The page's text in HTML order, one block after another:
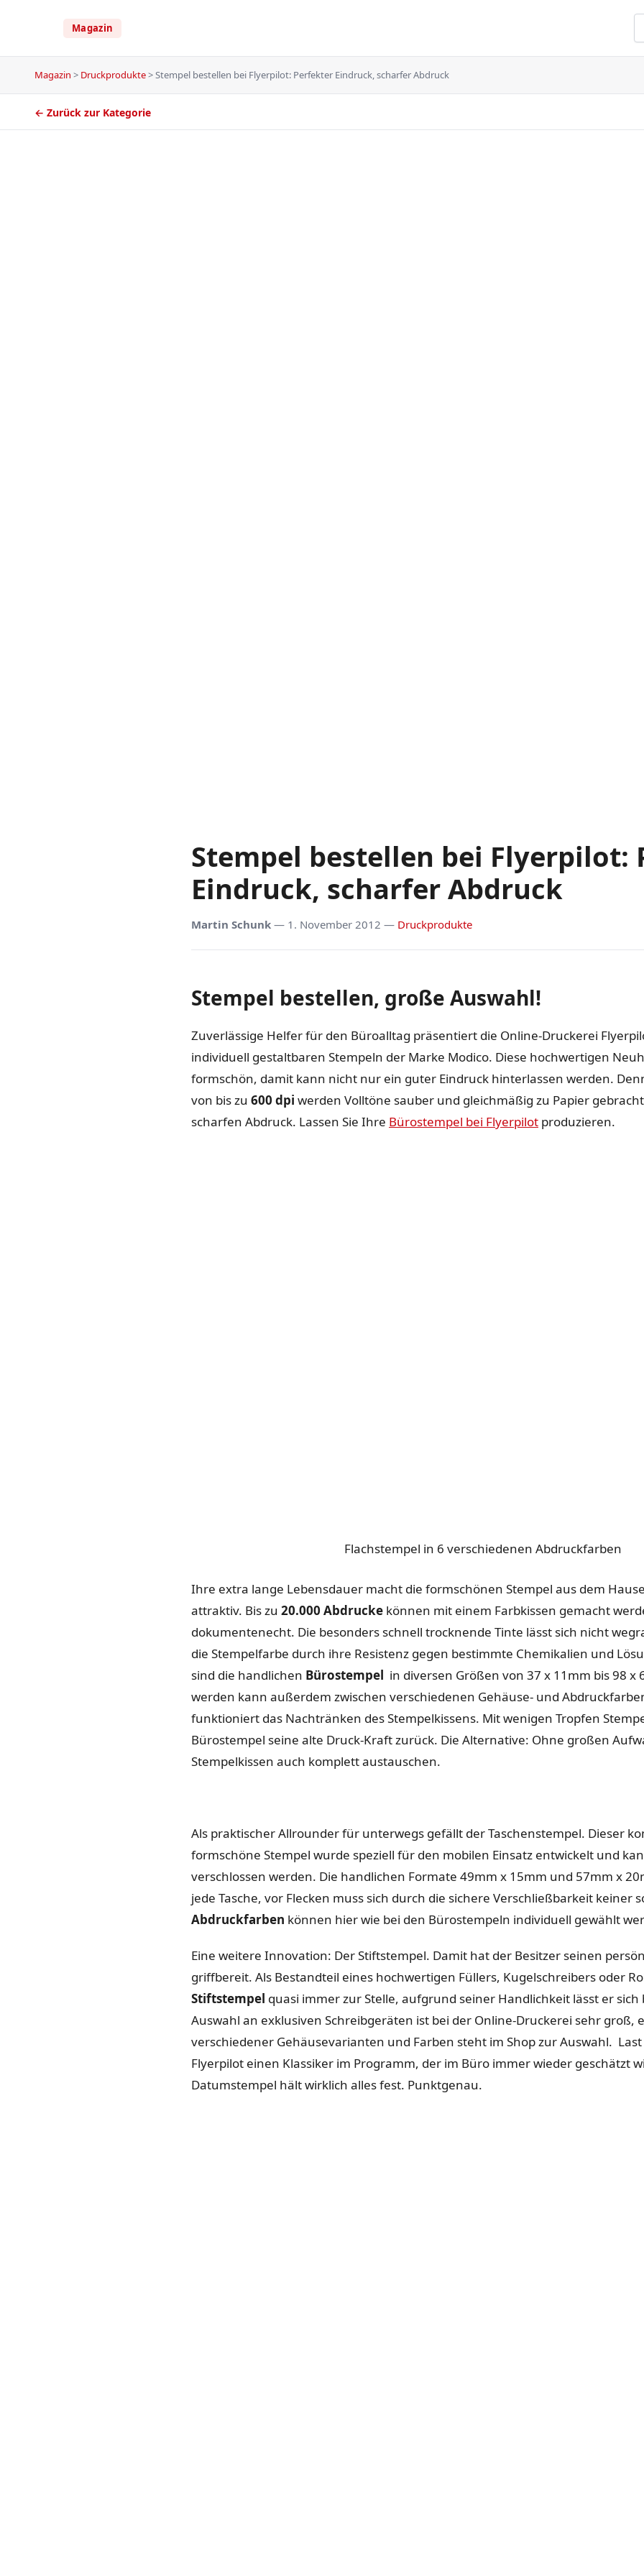
Magazin
Magazin > Druckprodukte>Stempel bestellen bei Flyerpilot: Perfekter Eindruck, scharfer Abdruck
← Zurück zur Kategorie
Stempel bestellen bei Flyerpilot:
Eindruck, scharfer Abdruck
Martin Schunk — 1. November 2012 — Druckprodukte
Stempel bestellen, große Auswahl!
Zuverlässige Helfer für den Büroalltag präsentiert die Online-Druckerei
individuell gestaltbaren Stempeln der Marke Modico. Diese hochwertigen
formschön, damit kann nicht nur ein guter Eindruck hinterlassen werden.
von bis zu 600 dpi werden Volltöne sauber und gleichmäßig zu Papier
scharfen Abdruck. Lassen Sie Ihre Bürostempel bei Flyerpilot produzieren.
Flachstempel in 6 verschiedenen Abdruckfarben
Ihre extra lange Lebensdauer macht die formschönen Stempel aus dem
attraktiv. Bis zu 20.000 Abdrucke können mit einem Farbkissen gemacht
dokumentenecht. Die besonders schnell trocknende Tinte lässt sich nicht
die Stempelfarbe durch ihre Resistenz gegen bestimmte Chemikalien und
sind die handlichen Bürostempel in diversen Größen von 37 x 11mm bis 98 x
werden kann außerdem zwischen verschiedenen Gehäuse- und
funktioniert das Nachtränken des Stempelkissens. Mit wenigen Tropfen
Bürostempel seine alte Druck-Kraft zurück. Die Alternative: Ohne großen
Stempelkissen auch komplett austauschen.
Als praktischer Allrounder für unterwegs gefällt der Taschenstempel. Dieser
formschöne Stempel wurde speziell für den mobilen Einsatz entwickelt und
verschlossen werden. Die handlichen Formate 49mm x 15mm und 57mm x
jede Tasche, vor Flecken muss sich durch die sichere Verschließbarkeit keiner
Abdruckfarben können hier wie bei den Bürostempeln individuell gewählt
Eine weitere Innovation: Der Stiftstempel. Damit hat der Besitzer seinen
griffbereit. Als Bestandteil eines hochwertigen Füllers, Kugelschreibers oder
Stiftstempel quasi immer zur Stelle, aufgrund seiner Handlichkeit lässt er
Auswahl an exklusiven Schreibgeräten ist bei der Online-Druckerei sehr groß,
verschiedener Gehäusevarianten und Farben steht im Shop zur Auswahl.
Flyerpilot einen Klassiker im Programm, der im Büro immer wieder geschätzt
Datumstempel hält wirklich alles fest. Punktgenau.